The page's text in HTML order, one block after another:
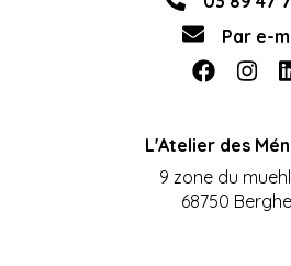
Par e-
L'Atelier des
9 zone du
68750